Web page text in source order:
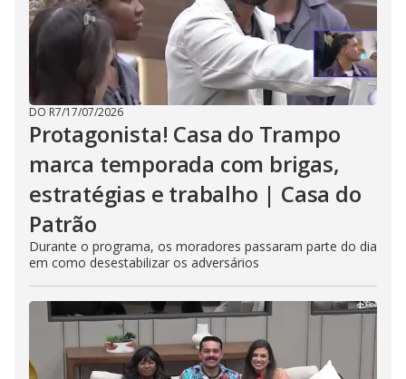
DO R7/17/07/2026
Protagonista! Casa do Trampo
marca temporada com brigas,
estratégias e trabalho | Casa do
Patrão
Durante o programa, os moradores passaram parte do dia
em como desestabilizar os adversários